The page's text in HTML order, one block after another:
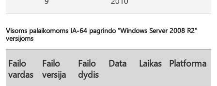
Visoms palaikomoms IA-64 pagrindo "Windows Server 2008 R2"
versijoms
Failo
vardas
Failo
versija
Failo
dydis
Data Laikas Platforma